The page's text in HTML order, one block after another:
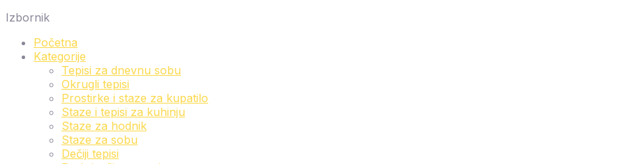
Izbornik
Početna
Kategorije
Tepisi za dnevnu sobu
Okrugli tepisi
Prostirke i staze za kupatilo
Staze i tepisi za kuhinju
Staze za hodnik
Staze za sobu
Dečiji tepisi